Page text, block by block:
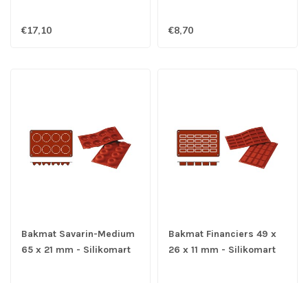
€17,10 €8,70
Bakmat Savarin-Medium
65 x 21 mm - Silikomart
Bakmat Financiers 49 x
26 x 11 mm - Silikomart